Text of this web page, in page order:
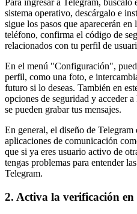
Para ingresar a Telegram,
sistema operativo, descárgalo e
sigue los pasos que aparecerán
teléfono, confirma el código de
relacionados con tu perfil de
En el menú "Configuración",
perfil, como una foto, e
futuro si lo deseas. También en
opciones de seguridad y acceder
se pueden grabar tus mensajes.
En general, el diseño de
aplicaciones de comunicación
que si ya eres usuario activo de
tengas problemas para entender
Telegram.
2. Activa la verificación en